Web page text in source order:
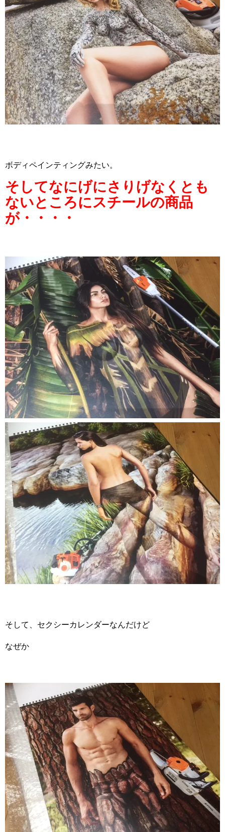
ボディペインティングみたい。
そしてなにげにさりげなくとも
ないところにスチールの商品
が・・・・
そして、セクシーカレンダーなんだけど
なぜか